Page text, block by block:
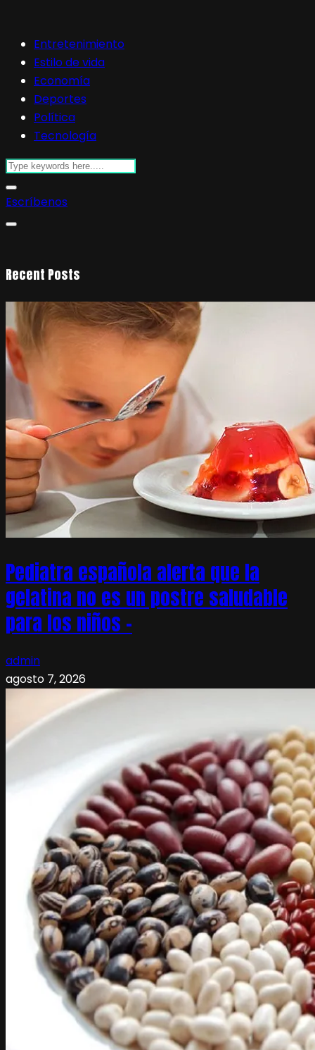
Entretenimiento
Estilo de vida
Economía
Deportes
Política
Tecnología
Escríbenos
Recent Posts
Pediatra española alerta que la
gelatina no es un postre saludable
para los niños –
admin
agosto 7, 2026